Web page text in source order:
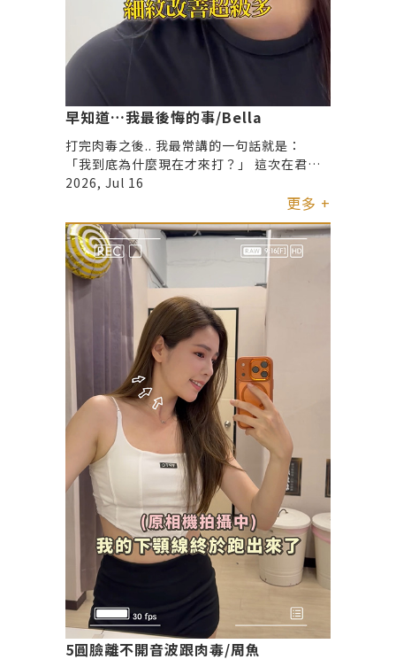
早知道…我最後悔的事/Bella
打完肉毒之後.. 我最常講的一句話就是：
「我到底為什麼現在才來打？」 這次在君綺
體驗 醫師非常細心地評估我的狀況， 完全依
自然！ 不僵硬的那種，細紋也改善了， 整個
人看起來更有精神✨ 如果你跟以前的我一樣
觀望很久， 真的很推薦先找專業醫師諮詢看
看🙆🏻‍♀️
2026, Jul 16
更多 +
5圓臉離不開音波跟肉毒/周魚